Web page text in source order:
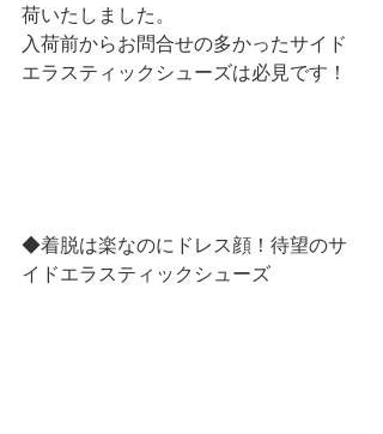
荷いたしました。
入荷前からお問合せの多かったサイド
エラスティックシューズは必見です！
◆着脱は楽なのにドレス顔！待望のサ
イドエラスティックシューズ